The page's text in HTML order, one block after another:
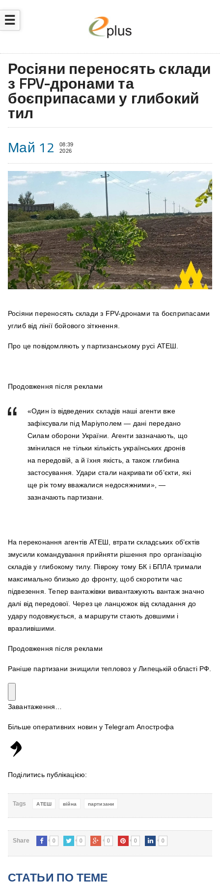
☰
Росіяни переносять склади
з FPV-дронами та
боєприпасами у глибокий
тил
Май 12
08:39
2026
Росіяни переносять склади з FPV-дронами та боєприпасами
углиб від лінії бойового зіткнення.
Про це повідомляють у партизанському русі АТЕШ.
Продовження після реклами
«Один із відведених складів наші агенти вже
зафіксували під Маріуполем — дані передано
Силам оборони України. Агенти зазначають, що
змінилася не тільки кількість українських дронів
на передовій, а й їхня якість, а також глибина
застосування. Удари стали накривати об’єкти, які
ще рік тому вважалися недосяжними», —
зазначають партизани.
На переконання агентів АТЕШ, втрати складських об’єктів
змусили командування прийняти рішення про організацію
складів у глибокому тилу. Півроку тому БК і БПЛА тримали
максимально близько до фронту, щоб скоротити час
підвезення. Тепер вантажівки вивантажують вантаж значно
далі від передової. Через це ланцюжок від складання до
удару подовжується, а маршрути стають довшими і
вразливішими.
Продовження після реклами
Раніше партизани знищили тепловоз у Липецькій області РФ.
Завантаження…
Більше оперативних новин у Telegram Апострофа
Поділитись публікацією:
Tags АТЕШ війна партизани
Share 0 0 0 0 0
СТАТЬИ ПО ТЕМЕ